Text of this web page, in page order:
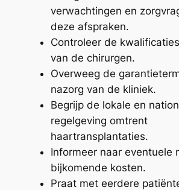
verwachtingen en
deze afspraken.
Controleer de
van de chirurgen.
Overweeg de
nazorg van de kliniek.
Begrijp de lokale en
regelgeving omtrent
haartransplantaties.
Informeer naar eventuele
bijkomende kosten.
Praat met eerdere